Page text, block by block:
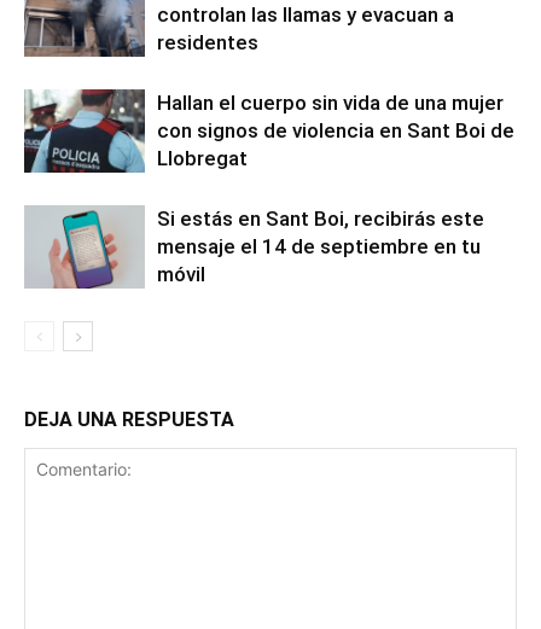
controlan las llamas y evacuan a
residentes
Hallan el cuerpo sin vida de una mujer
con signos de violencia en Sant Boi de
Llobregat
Si estás en Sant Boi, recibirás este
mensaje el 14 de septiembre en tu
móvil
DEJA UNA RESPUESTA